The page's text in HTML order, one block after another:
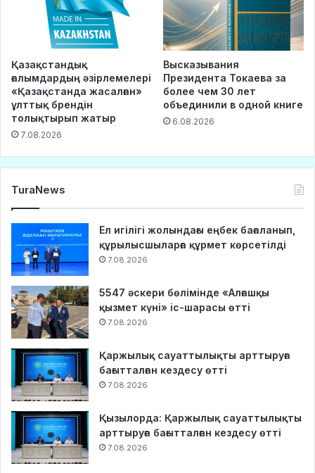
Қазақстандық
ғалымдардың әзірлемелері
«Қазақстанда жасалған»
ұлттық брендін
толықтырып жатыр
7.08.2026
Высказывания
Президента Токаева за
более чем 30 лет
объединили в одной книге
6.08.2026
TuraNews
Ел игілігі жолындағы еңбек бағаланып,
құрылысшыларға құрмет көрсетілді
7.08.2026
5547 әскери бөлімінде «Алғашқы
қызмет күні» іс-шарасы өтті
7.08.2026
Қаржылық сауаттылықты арттыруға
бағытталған кездесу өтті
7.08.2026
Қызылорда: Қаржылық сауаттылықты
арттыруға бағытталған кездесу өтті
7.08.2026